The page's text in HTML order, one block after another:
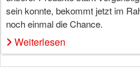
sein konnte, bekommt jetzt im
noch einmal die Chance.
Weiterlesen